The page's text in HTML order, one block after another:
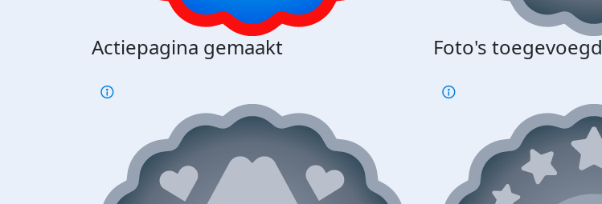
Actiepagina gemaakt Foto's toegevoegd